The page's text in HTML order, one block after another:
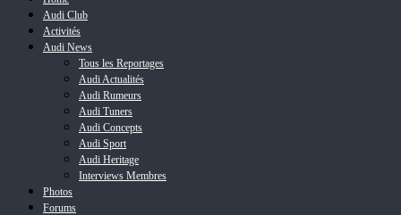
Audi Club
Activités
Audi News
Tous les Reportages
Audi Actualités
Audi Rumeurs
Audi Tuners
Audi Concepts
Audi Sport
Audi Heritage
Interviews Membres
Photos
Forums